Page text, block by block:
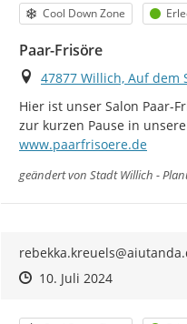
Kategorie
Cool Down Zone
Paar-Frisöre
Ort
47877 Willich, Auf dem
Hier ist unser Salon Paar-
zur kurzen Pause in
www.paarfrisoere.de
geändert von Stadt Willich -
Zeitpunkt des Erstellens
Zeitpunkt des Erstellens
10. Juli 2024Zur Äußerung